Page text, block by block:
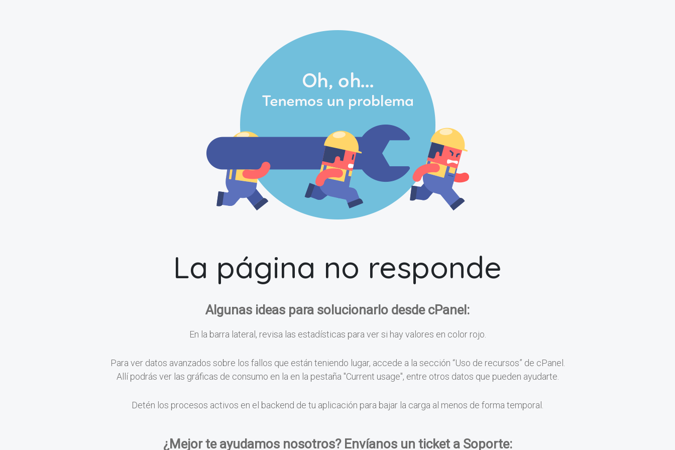
La página no responde
Algunas ideas para solucionarlo desde cPanel:
En la barra lateral, revisa las estadísticas para ver si hay valores en color rojo.
Para ver datos avanzados sobre los fallos que están teniendo lugar, accede a la sección “Uso de recursos” de cPanel.
Allí podrás ver las gráficas de consumo en la en la pestaña "Current usage", entre otros datos que pueden ayudarte.
Detén los procesos activos en el backend de tu aplicación para bajar la carga al menos de forma temporal.
¿Mejor te ayudamos nosotros? Envíanos un ticket a Soporte: